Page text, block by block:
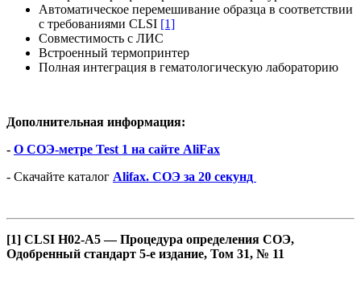
Автоматическое перемешивание образца в соответствии
с требованиями CLSI [1]
Совместимость с ЛИС
Встроенный термопринтер
Полная интеграция в гематологическую лабораторию
Дополнительная информация:
- О СОЭ-метре Test 1 на сайте AliFax
- Скачайте каталог Alifax. СОЭ за 20 секунд
[1] CLSI H02-A5 — Процедура определения СОЭ,
Одобренный стандарт 5-е издание, Том 31, № 11